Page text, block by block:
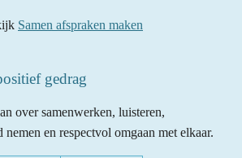
Samen afspraken maken
gedrag
over samenwerken, luisteren,
en respectvol omgaan met elkaar.